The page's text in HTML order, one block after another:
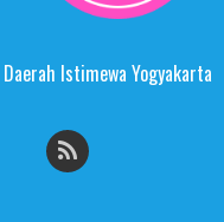
Istimewa Yogyakarta